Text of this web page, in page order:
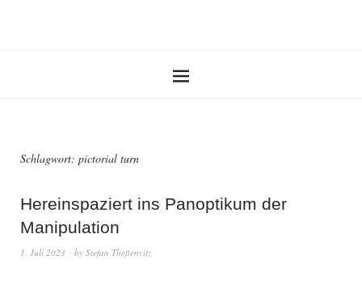
Schlagwort: pictorial turn
Hereinspaziert ins Panoptikum der
Manipulation
1. Juli 2023 by Stefan Theßenvitz